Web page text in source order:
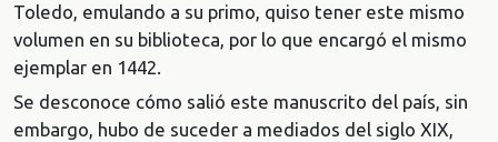
Toledo, emulando a su primo, quiso tener este mismo
volumen en su biblioteca, por lo que encargó el mismo
ejemplar en 1442.
Se desconoce cómo salió este manuscrito del país, sin
embargo, hubo de suceder a mediados del siglo XIX,